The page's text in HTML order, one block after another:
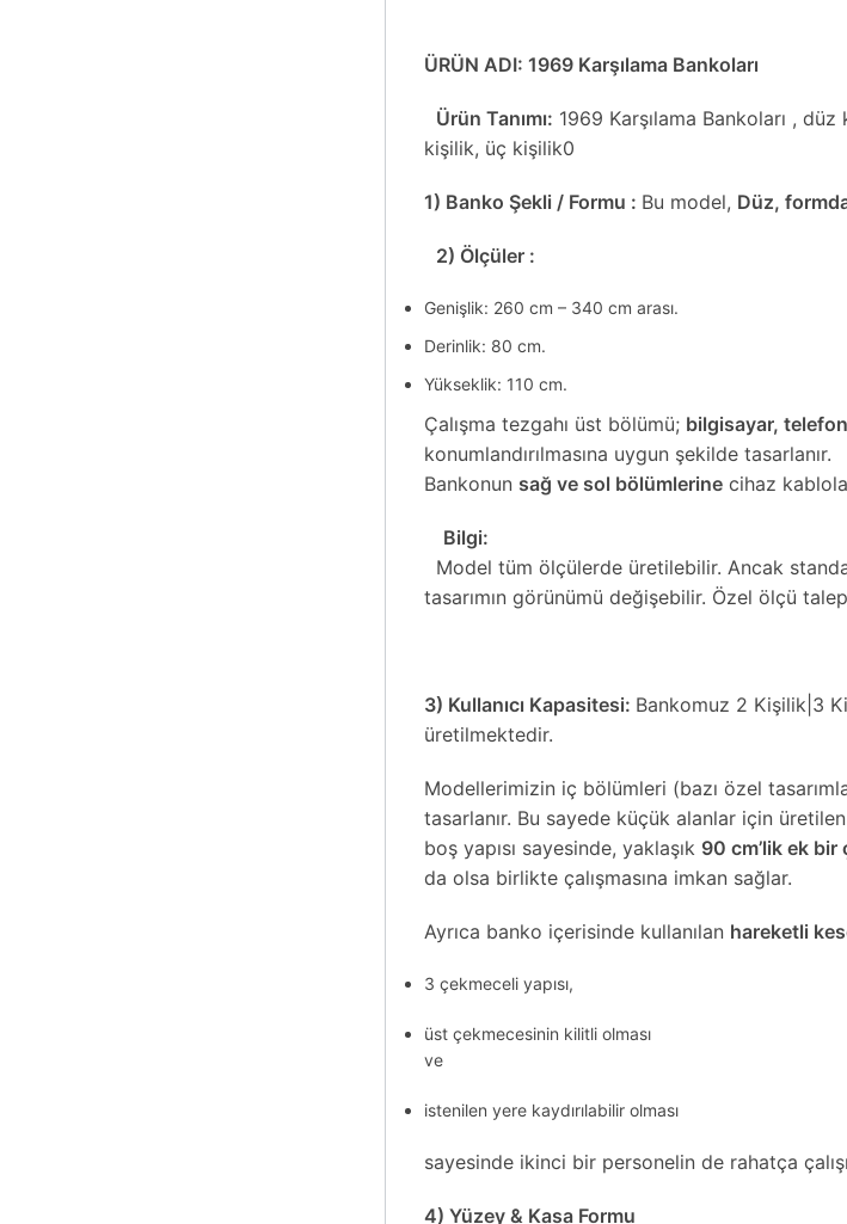
ÜRÜN ADI: 1969 Karşılama Bankoları
Ürün Tanımı: 1969 Karşılama Bankoları ,
kişilik, üç kişilik0
1) Banko Şekli / Formu : Bu model, Düz,
2) Ölçüler :
Genişlik: 260 cm – 340 cm arası.
Derinlik: 80 cm.
Yükseklik: 110 cm.
Çalışma tezgahı üst bölümü; bilgisayar,
konumlandırılmasına uygun şekilde tasarlanır.
Bankonun sağ ve sol bölümlerine cihaz
Bilgi:
Model tüm ölçülerde üretilebilir. Ancak
tasarımın görünümü değişebilir. Özel ölçü
3) Kullanıcı Kapasitesi: Bankomuz 2 Kişilik|3
üretilmektedir.
Modellerimizin iç bölümleri (bazı özel
tasarlanır. Bu sayede küçük alanlar için üretilen
boş yapısı sayesinde, yaklaşık 90 cm’lik ek bir
da olsa birlikte çalışmasına imkan sağlar.
Ayrıca banko içerisinde kullanılan hareketli
3 çekmeceli yapısı,
üst çekmecesinin kilitli olması
ve
istenilen yere kaydırılabilir olması
sayesinde ikinci bir personelin de rahatça
4) Yüzey & Kasa Formu